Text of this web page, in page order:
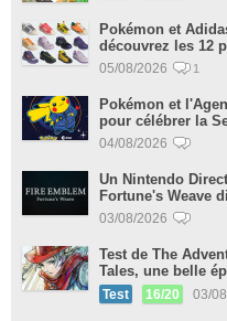
Pokémon et
découvrez les 12
05/08/2026 1
Pokémon et
pour célébrer la
04/08/2026
Un Nintendo
Fortune's Weave
03/08/2026
Test de The
Tales, une belle
Test 16/20 03/